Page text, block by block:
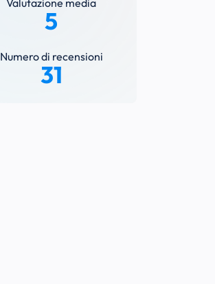
Valutazione media
5
Numero di recensioni
31